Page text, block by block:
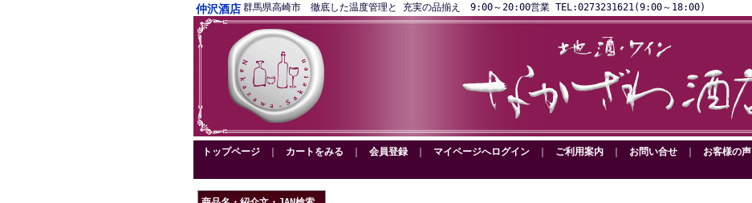
仲沢酒店 群馬県高崎市 徹底した温度管理と 充実の品揃え 9:00～20:00営業 TEL:0273231621(9:00～18:00)
トップページ カートをみる 会員登録 マイページへログイン ご利用案内 お問い合せ お客様の声